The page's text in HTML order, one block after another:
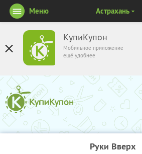
КупиКупон
Мобильное приложение
ещё удобнее
Меню Астрахань
Руки Вверх